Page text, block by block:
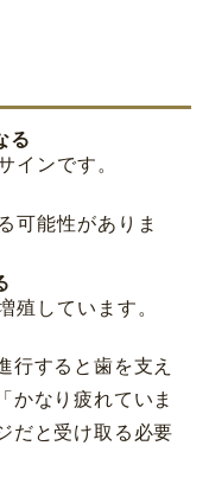
る
インです。
可能性がありま
殖しています。
行すると歯を支え
かなり疲れていま
だと受け取る必要